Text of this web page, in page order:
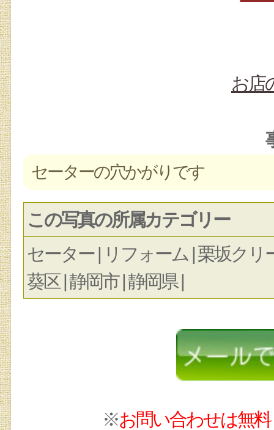
お店
セーターの穴かがりです
この写真の所属カテゴリー
セーター | リフォーム | 栗坂クリ
葵区 | 静岡市 | 静岡県 |
※お問い合わせは無料